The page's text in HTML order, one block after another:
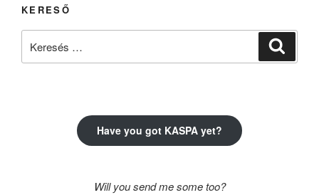
KERESŐ
Have you got KASPA yet?
Will you send me some too?